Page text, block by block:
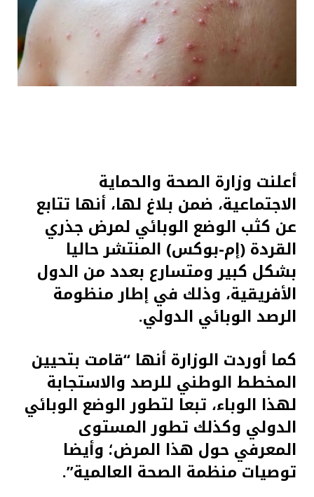
أعلنت وزارة الصحة والحماية
الاجتماعية، ضمن بلاغ لها، أنها تتابع
عن كثب الوضع الوبائي لمرض جذري
القردة (إم-بوكس) المنتشر حاليا
بشكل كبير ومتسارع بعدد من الدول
الأفريقية، وذلك في إطار منظومة
الرصد الوبائي الدولي.
كما أوردت الوزارة أنها “قامت بتحيين
المخطط الوطني للرصد والاستجابة
لهذا الوباء، تبعا لتطور الوضع الوبائي
الدولي وكذلك تطور المستوى
المعرفي حول هذا المرض؛ وأيضا
توصيات منظمة الصحة العالمية”.